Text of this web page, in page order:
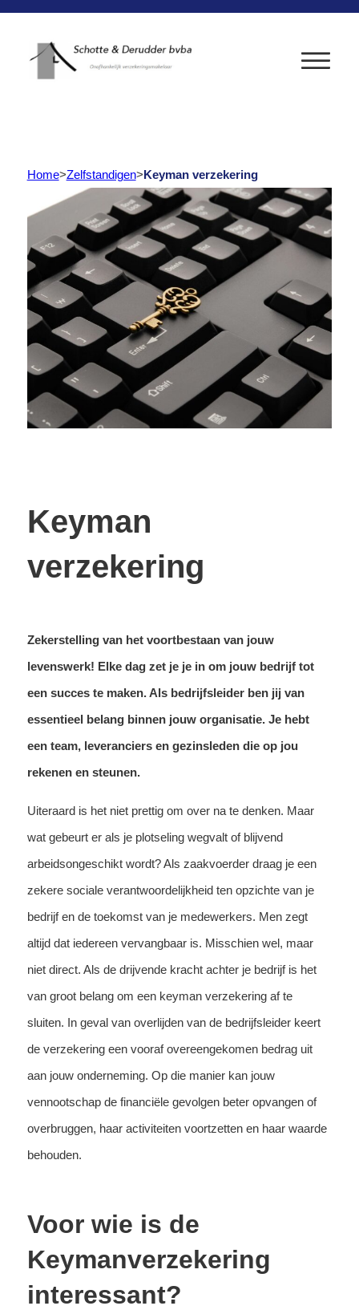
Home>Zelfstandigen>Keyman verzekering
Keyman
verzekering
Zekerstelling van het voortbestaan van jouw
levenswerk! Elke dag zet je je in om jouw bedrijf tot
een succes te maken. Als bedrijfsleider ben jij van
essentieel belang binnen jouw organisatie. Je hebt
een team, leveranciers en gezinsleden die op jou
rekenen en steunen.
Uiteraard is het niet prettig om over na te denken. Maar
wat gebeurt er als je plotseling wegvalt of blijvend
arbeidsongeschikt wordt? Als zaakvoerder draag je een
zekere sociale verantwoordelijkheid ten opzichte van je
bedrijf en de toekomst van je medewerkers. Men zegt
altijd dat iedereen vervangbaar is. Misschien wel, maar
niet direct. Als de drijvende kracht achter je bedrijf is het
van groot belang om een keyman verzekering af te
sluiten. In geval van overlijden van de bedrijfsleider keert
de verzekering een vooraf overeengekomen bedrag uit
aan jouw onderneming. Op die manier kan jouw
vennootschap de financiële gevolgen beter opvangen of
overbruggen, haar activiteiten voortzetten en haar waarde
behouden.
Voor wie is de
Keymanverzekering
interessant?